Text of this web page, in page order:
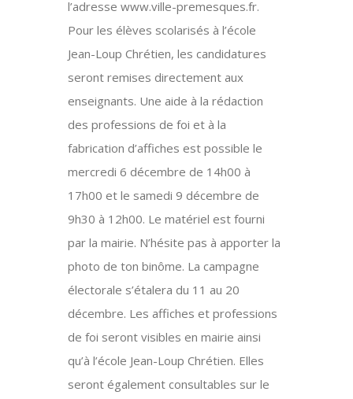
l’adresse www.ville-premesques.fr.
Pour les élèves scolarisés à l’école
Jean-Loup Chrétien, les candidatures
seront remises directement aux
enseignants. Une aide à la rédaction
des professions de foi et à la
fabrication d’affiches est possible le
mercredi 6 décembre de 14h00 à
17h00 et le samedi 9 décembre de
9h30 à 12h00. Le matériel est fourni
par la mairie. N’hésite pas à apporter la
photo de ton binôme. La campagne
électorale s’étalera du 11 au 20
décembre. Les affiches et professions
de foi seront visibles en mairie ainsi
qu’à l’école Jean-Loup Chrétien. Elles
seront également consultables sur le